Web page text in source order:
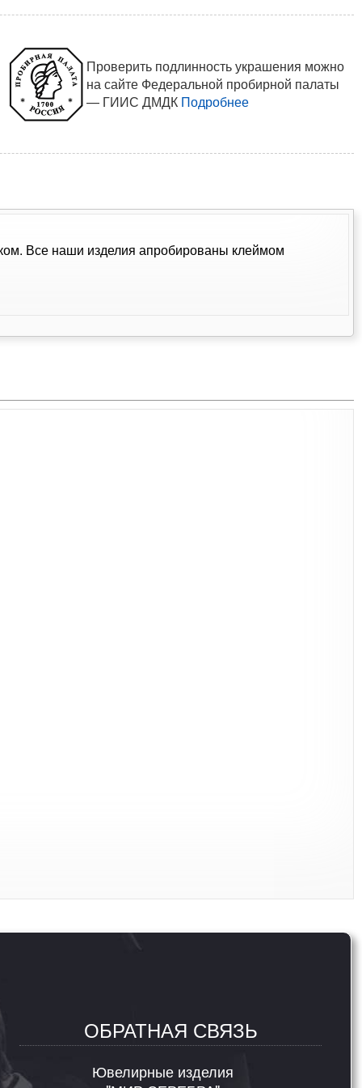
Проверить подлинность украшения можно
на сайте Федеральной пробирной палаты
— ГИИС ДМДК Подробнее
Все наши изделия апробированы клеймом
ОБРАТНАЯ СВЯЗЬ
Ювелирные изделия